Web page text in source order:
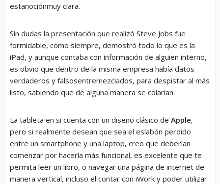
estanociónmuy clara.
Sin dudas la presentación que realizó Steve Jobs fue
formidable, como siempre, demostró todo lo que es la
iPad, y aunque contaba con información de alguien interno,
es obvio que dentro de la misma empresa había datos
verdaderos y falsosentremezclados, para despistar al más
listo, sabiendo que de alguna manera se colarían.
La tableta en si cuenta con un diseño clásico de Apple,
pero si realmente desean que sea el eslabón perdido
entre un smartphone y una laptop, creo que deberían
comenzar por hacerla más funcional, es excelente que te
permita leer un libro, o navegar una página de internet de
manera vertical, incluso el contar con iWork y poder utilizar